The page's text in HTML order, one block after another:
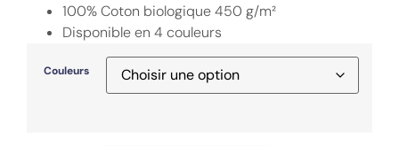
100% Coton biologique 450 g/m²
Disponible en 4 couleurs
Couleurs